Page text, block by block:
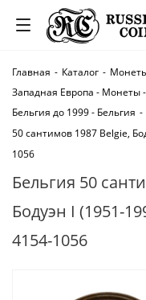
Главная - Каталог -
Западная Европа - Монеты
Бельгия до 1999 - Бельгия -
50 сантимов 1987 Belgie,
1056
Бельгия 50
Бодуэн I (1951-
4154-1056